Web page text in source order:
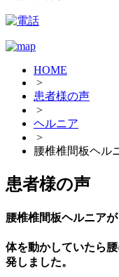
HOME
>
患者様の声
>
ヘルニア
>
腰椎椎間板ヘル
患者様の声
腰椎椎間板ヘルニア
体を動かしていたら
発しました。